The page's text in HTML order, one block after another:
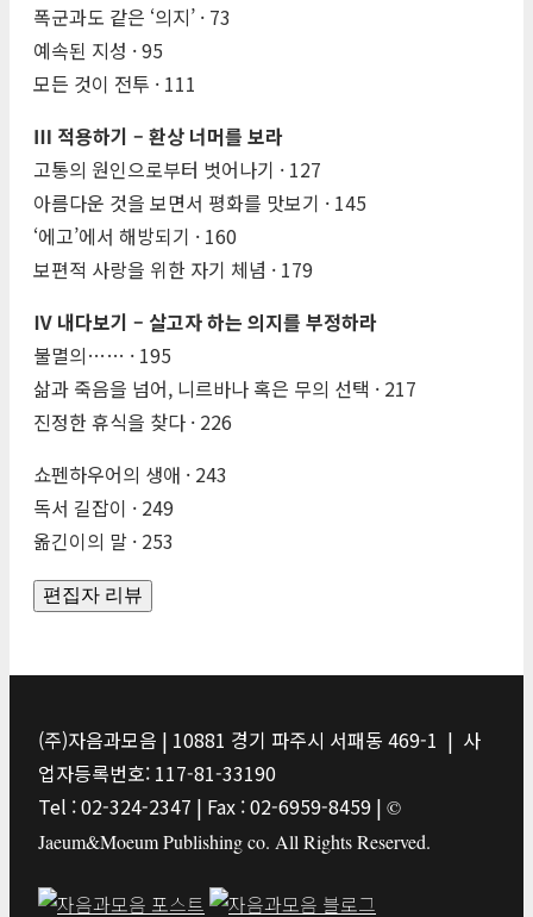
폭군과도 같은 ‘의지’ · 73
예속된 지성 · 95
모든 것이 전투 · 111
Ⅲ 적용하기 – 환상 너머를 보라
고통의 원인으로부터 벗어나기 · 127
아름다운 것을 보면서 평화를 맛보기 · 145
‘에고’에서 해방되기 · 160
보편적 사랑을 위한 자기 체념 · 179
Ⅳ 내다보기 – 살고자 하는 의지를 부정하라
불멸의…… · 195
삶과 죽음을 넘어, 니르바나 혹은 무의 선택 · 217
진정한 휴식을 찾다 · 226
쇼펜하우어의 생애 · 243
독서 길잡이 · 249
옮긴이의 말 · 253
편집자 리뷰
(주)자음과모음 | 10881 경기 파주시 서패동 469-1 | 사
업자등록번호: 117-81-33190
Tel : 02-324-2347 | Fax : 02-6959-8459 | ©
Jaeum&Moeum Publishing co. All Rights Reserved.